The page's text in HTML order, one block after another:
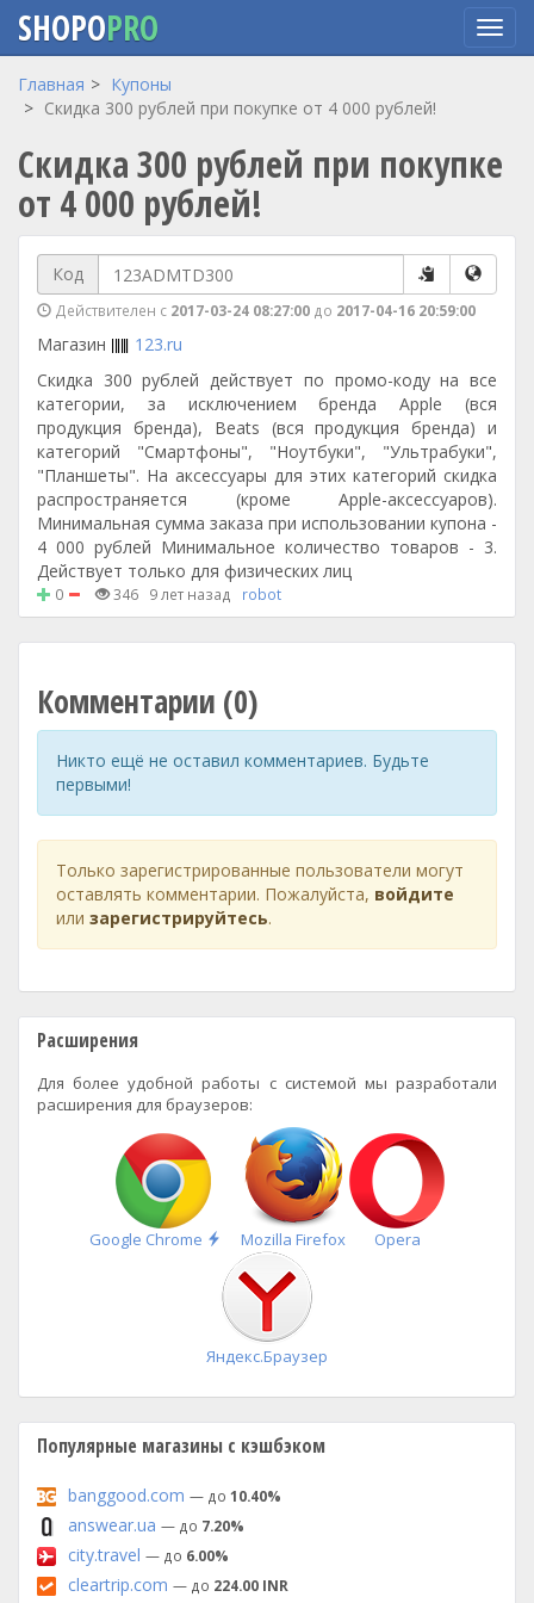
Перейти
содержанию
SHOPOPRO
Главная
Купоны
Скидка 300 рублей при покупке от 4 000 рублей!
Скидка 300 рублей при покупке
от 4 000 рублей!
Код
Действителен с 2017-03-24 08:27:00 до 2017-04-16 20:59:00
Магазин
123.ru
Скидка 300 рублей действует по промо-коду на все
категории, за исключением бренда Apple (вся
продукция бренда), Beats (вся продукция бренда) и
категорий "Смартфоны", "Ноутбуки", "Ультрабуки",
"Планшеты". На аксессуары для этих категорий скидка
распространяется (кроме Apple-аксессуаров).
Минимальная сумма заказа при использовании купона -
4 000 рублей Минимальное количество товаров - 3.
Действует только для физических лиц
0 346 9 лет назад robot
Комментарии (0)
Никто ещё не оставил комментариев. Будьте
первыми!
Только зарегистрированные пользователи могут
оставлять комментарии. Пожалуйста, войдите
или зарегистрируйтесь.
Расширения
Для более удобной работы с системой мы разработали
расширения для браузеров:
Google Chrome
Быстрая
установка
Mozilla Firefox Opera
Яндекс.Браузер
Популярные магазины с кэшбэком
banggood.com — до 10.40%
answear.ua — до 7.20%
city.travel — до 6.00%
cleartrip.com — до 224.00 INR